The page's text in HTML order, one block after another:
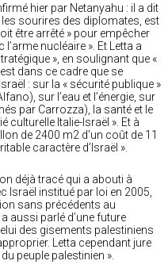
hier par Netanyahu : il a dit
les sourires des diplomates, est
être arrêté » pour empêcher
l’arme nucléaire ». Et Letta a
», en soulignant que «
dans ce cadre que se
: sur la « sécurité publique »
sur l’eau et l’énergie, sur
par Carrozza), la santé et le
culturelle Italie-Israël ». Et à
de 2400 m2 d’un coût de 11
caractère d’Israël ».
déjà tracé qui a abouti à
Israël institué par loi en 2005,
sans précédents au
aussi parlé d’une future
des gisements palestiniens
Letta cependant jure
peuple palestinien ».